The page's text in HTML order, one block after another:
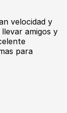
velocidad y
amigos y
para